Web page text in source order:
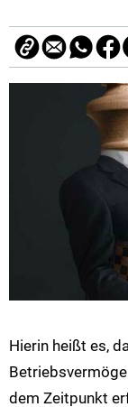
Hierin heißt es,
dem Zeitpunkt